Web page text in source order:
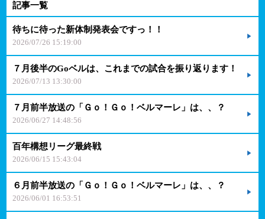
記事一覧
待ちに待った新体制発表会ですっ！！
2026/07/26 15:19:00
７月後半のGoベルは、これまでの試合を振り返ります！
2026/07/13 13:30:00
７月前半放送の「Ｇｏ！Ｇｏ！ベルマーレ」は、、？
2026/06/27 14:48:56
百年構想リーグ最終戦
2026/06/15 15:43:04
６月前半放送の「Ｇｏ！Ｇｏ！ベルマーレ」は、、？
2026/06/01 16:53:51